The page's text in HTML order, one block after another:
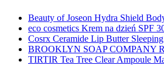
Beauty of Joseon Hydra Shield
eco cosmetics Krem na dzień SPF
Cosrx Ceramide Lip Butter
BROOKLYN SOAP COMPANY
TIRTIR Tea Tree Clear Ampoule